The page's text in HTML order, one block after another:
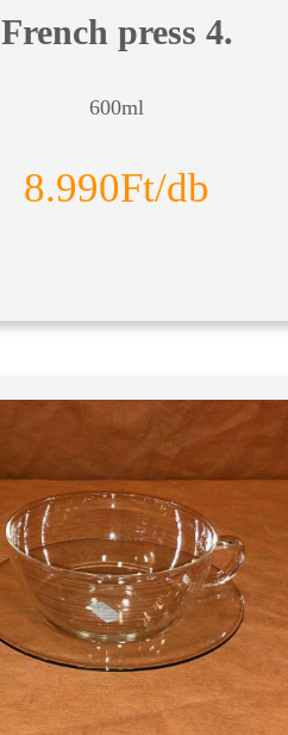
French press 4.
600ml
8.990Ft/db